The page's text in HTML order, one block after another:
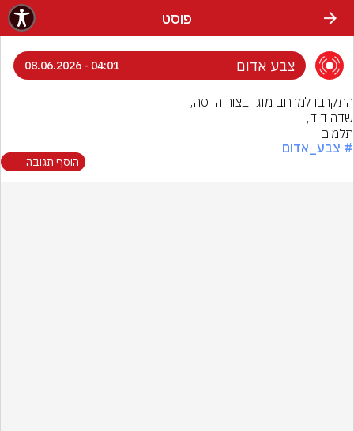
פוסט
צבע אדום 04:01 - 08.06.2026
תלמים
# צבע_אדום
הוסף תגובה